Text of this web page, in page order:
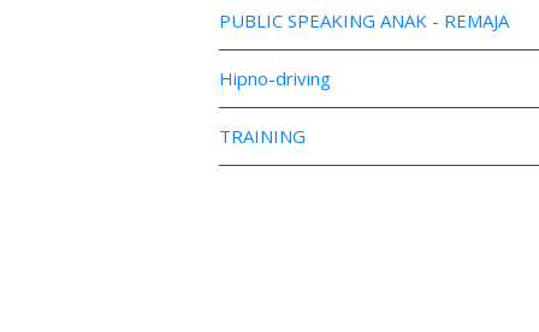
PUBLIC SPEAKING ANAK - REMAJA
Hipno-driving
TRAINING